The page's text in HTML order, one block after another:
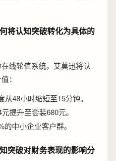
将认知突破转化为具体的
线轮值系统，艾莫迅将认
：
从48小时缩短至15分钟。
提升至套装680元。
的中小企业客户群。
突破对财务表现的影响分